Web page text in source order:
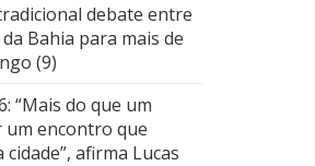
debate entre
Bahia para mais de
(9)
“Mais do que um
encontro que
afirma Lucas